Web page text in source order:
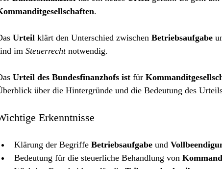
.
Urteil klärt den Unterschied zwischen Betriebsaufgabe
im Steuerrecht notwendig.
Urteil des Bundesfinanzhofs ist für
über die Hintergründe und die Bedeutung des
Erkenntnisse
Klärung der Begriffe Betriebsaufgabe und
Bedeutung für die steuerliche Behandlung von